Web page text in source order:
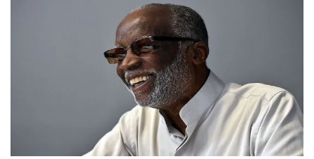
REGIONALES ÚLTIMA HORA